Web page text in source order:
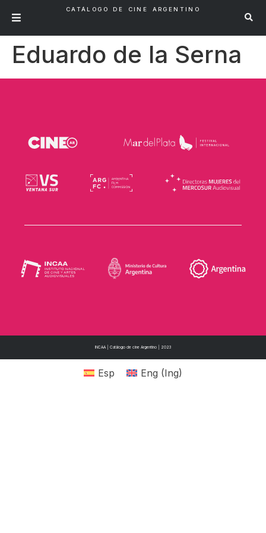
CATÁLOGO DE CINE ARGENTINO
Eduardo de la Serna
INCAA | Catálogo de cine Argentino | 2023
Esp Eng (Ing)